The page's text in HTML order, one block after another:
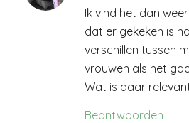
Ik vind het dan
dat er gekeken is
verschillen tussen
vrouwen als het
Wat is daar
Beantwoorden